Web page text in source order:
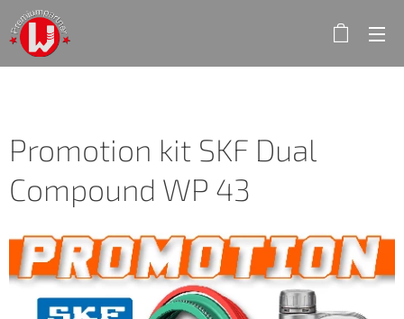
Promotion kit SKF Dual
Compound WP 43